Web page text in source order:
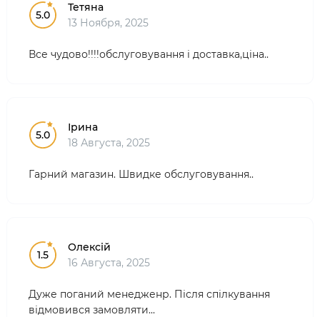
5.0
Тетяна
13 Ноября, 2025
Все чудово!!!!обслуговування і доставка,ціна..
5.0
Ірина
18 Августа, 2025
Гарний магазин. Швидке обслуговування..
1.5
Олексій
16 Августа, 2025
Дуже поганий менедженр. Після спілкування
відмовився замовляти...